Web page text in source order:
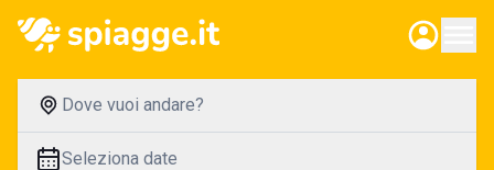
Dove vuoi andare?
Seleziona date